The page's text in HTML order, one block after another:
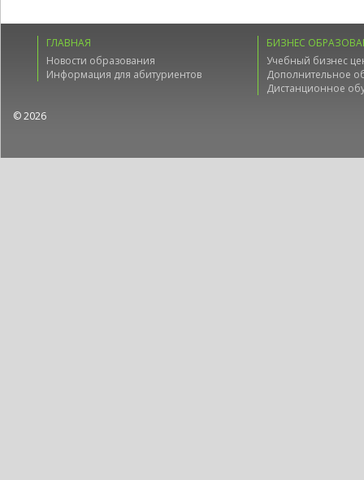
ГЛАВНАЯ
Новости образования
Информация для абитуриентов
БИЗНЕС
Учебный бизнес
Дополнительное
Дистанционное
© 2026